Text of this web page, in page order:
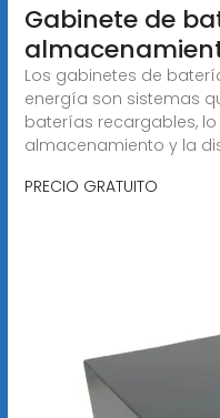
Gabinete de
Los gabinetes de
energía son sistemas
baterías recargables,
almacenamiento y la
PRECIO GRATUITO